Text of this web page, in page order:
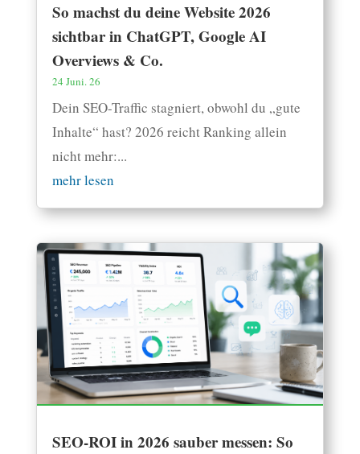
So machst du deine Website 2026
sichtbar in ChatGPT, Google AI
Overviews & Co.
24 Juni. 26
Dein SEO-Traffic stagniert, obwohl du „gute
Inhalte“ hast? 2026 reicht Ranking allein
nicht mehr:...
mehr lesen
SEO-ROI in 2026 sauber messen: So